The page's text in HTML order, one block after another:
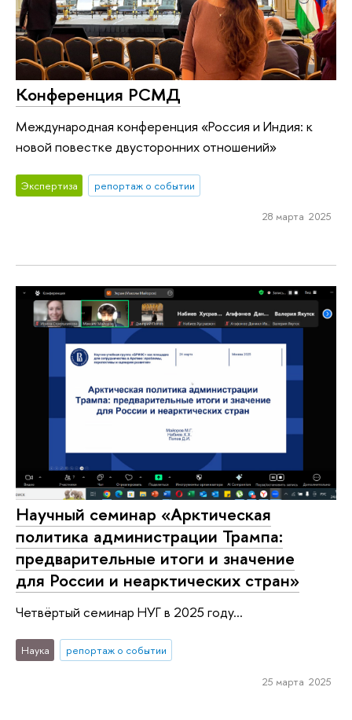
Конференция РСМД
Международная конференция «Россия и Индия: к
новой повестке двусторонних отношений»
Экспертиза репортаж о событии
28 марта 2025
Научный семинар «Арктическая
политика администрации Трампа:
предварительные итоги и значение
для России и неарктических стран»
Четвёртый семинар НУГ в 2025 году...
Наука репортаж о событии
25 марта 2025